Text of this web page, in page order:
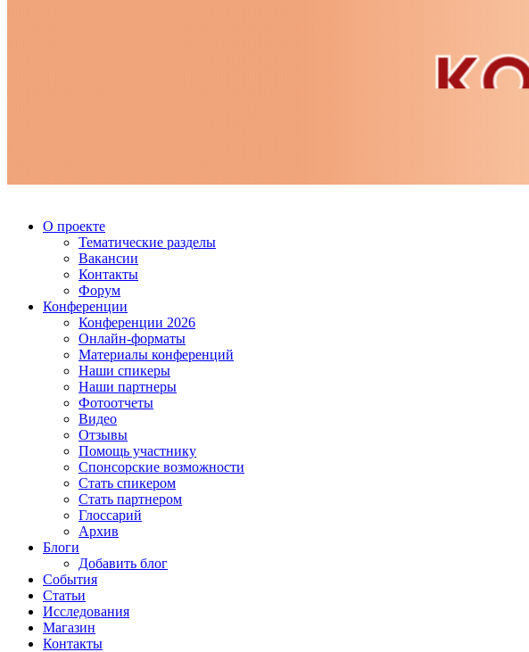
О проекте
Тематические разделы
Вакансии
Контакты
Форум
Конференции
Конференции 2026
Онлайн-форматы
Материалы конференций
Наши спикеры
Наши партнеры
Фотоотчеты
Видео
Отзывы
Помощь участнику
Спонсорские возможности
Стать спикером
Стать партнером
Глоссарий
Архив
Блоги
Добавить блог
События
Статьи
Исследования
Магазин
Контакты